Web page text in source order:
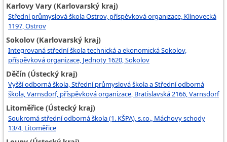
Karlovy Vary (Karlovarský kraj)
Střední průmyslová škola Ostrov, příspěvková organizace, Klínovecká
1197, Ostrov
Sokolov (Karlovarský kraj)
Integrovaná střední škola technická a ekonomická Sokolov,
příspěvková organizace, Jednoty 1620, Sokolov
Děčín (Ústecký kraj)
Vyšší odborná škola, Střední průmyslová škola a Střední odborná
škola, Varnsdorf, příspěvková organizace, Bratislavská 2166, Varnsdorf
Litoměřice (Ústecký kraj)
Soukromá střední odborná škola (1. KŠPA), s.r.o., Máchovy schody
13/4, Litoměřice